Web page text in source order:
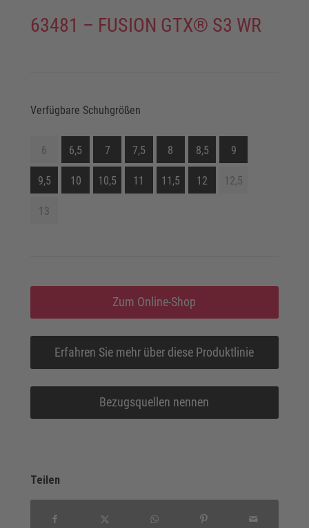
63481 – FUSION GTX® S3 WR
Verfügbare Schuhgrößen
6 6,5 7 7,5 8 8,5 9
9,5 10 10,5 11 11,5 12 12,5
13
Zum Online-Shop
Erfahren Sie mehr über diese Produktlinie
Bezugsquellen nennen
Teilen